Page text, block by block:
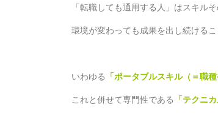
「転職しても通用する人」はスキル
環境が変わっても成果を出し続ける
いわゆる 「ポータブルスキル（＝職
これと併せて専門性である 「テクニ